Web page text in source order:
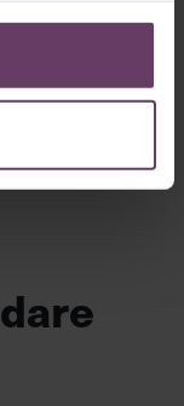
Deloitte:
personal